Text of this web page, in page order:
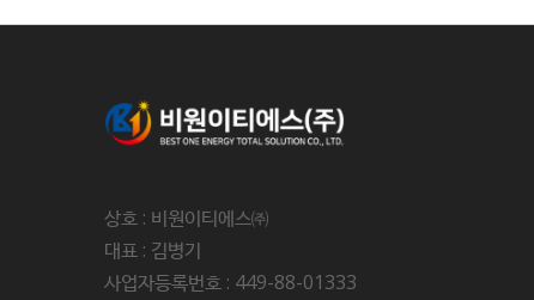
상호 : 비원이티에스㈜
대표 : 김병기
사업자등록번호 : 449-88-01333